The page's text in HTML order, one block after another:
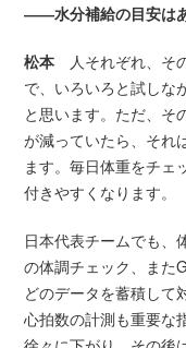
――水分補給の目安はあ
松本 人それぞれ、そ
で、いろいろと試しな
と思います。ただ、そ
が減っていたら、それ
ます。毎日体重をチェ
付きやすくなります。
日本代表チームでも、
の体調チェック、また
どのデータを蓄積して
心拍数の計測も重要な